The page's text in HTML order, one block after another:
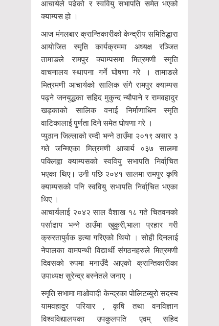
आचार्यले पढेको र स्ववियु सभापति समेत भएको
क्याम्पस हो ।
आज मंगलबार क्रान्तिकारीको केन्द्रीय समितिद्धारा
आयोजित स्मृति कार्यक्रममा अध्यक्ष रञ्जित
तामाङले रामपुर क्याम्पसमा मित्रमणी स्मृति
वाचनालय स्थापना गर्ने घोषणा गरे । तामाङले
मित्रमणी आचार्यको सालिक संगै रामपुर क्याम्पस
पढ्ने जनयुद्धका सहिद मुकुन्द न्यौपाने र रामवहादुर
खड्काको सालिक वनाई निर्माणाधिन स्मृति
वाटिकालाई पुर्णता दिने समेत घोषणा गरे ।
प्युठान जिल्लाको रम्दी भन्ने ठाउँमा २०१९ असार ३
गते जन्मिएका मित्रमणी आचार्य ०३७ सालमा
पक्लिह्वा क्याम्पसको स्ववियु सभापति निर्वा्चित
भएका थिए। उनी पछि २०४१ सालमा रामपुर कृषि
क्याम्पसको पनि स्ववियु सभापति निर्वा्चित भएका
थिए ।
आचार्यलाई २०४२ साल वैशाख १८ गते चितवनको
पर्साढाप भन्ने ठाउँमा खुकुरी,भाला प्रहार गरी
क्रुरतापुर्वक हत्या गरिएको थियो । सोही दिनलाई
नेपालका वामपन्थी विद्यार्थी संगठनहरुले मित्रमणी
दिवसको रुपमा मनाउँदै आएको क्रान्तिकारीका
उपाध्यक्ष सुरेन्द्र बस्नेतले जनाए ।
स्मृति सभामा माओवादी केन्द्रका पोलिटब्युरो सदस्य
यामवहादुर परियार , कृषि तथा वनविज्ञान
विश्वविद्यालयका उपकुलपति एवम् सहिद